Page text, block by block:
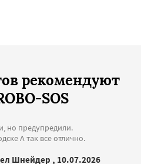
рекомендуют
SOS
но предупредили.
А так все отлично.
Шнейдер , 10.07.2026